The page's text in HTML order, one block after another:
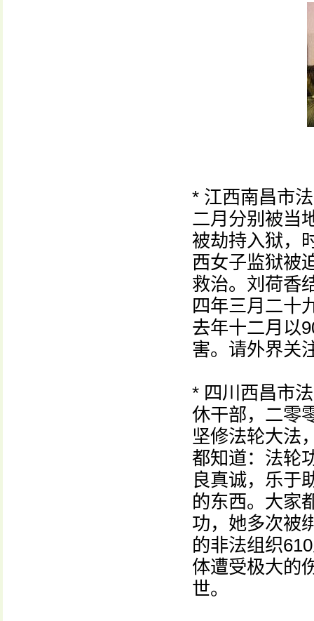
* 江西南昌市
二月分别被当
被劫持入狱，
西女子监狱被
救治。刘荷香
四年三月二十
去年十二月以
害。请外界关
* 四川西昌市
休干部，二零
坚修法轮大法
都知道：法轮
良真诚，乐于
的东西。大家
功，她多次被
的非法组织
体遭受极大的
世。